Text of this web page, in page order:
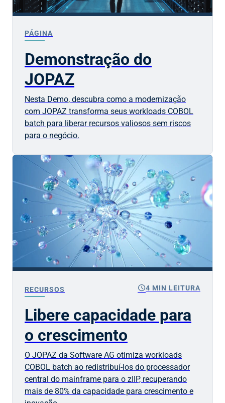
PÁGINA
Demonstração do
JOPAZ
Nesta Demo, descubra como a modernização
com JOPAZ transforma seus workloads COBOL
batch para liberar recursos valiosos sem riscos
para o negócio.
RECURSOS schedule4 MIN LEITURA
Libere capacidade para
o crescimento
O JOPAZ da Software AG otimiza workloads
COBOL batch ao redistribuí-los do processador
central do mainframe para o zIIP, recuperando
mais de 80% da capacidade para crescimento e